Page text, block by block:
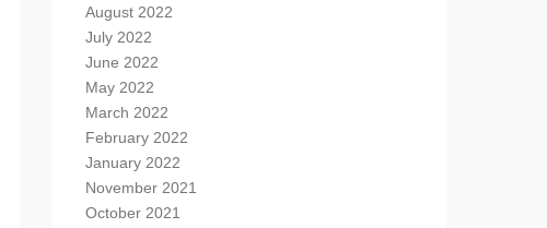
August 2022
July 2022
June 2022
May 2022
March 2022
February 2022
January 2022
November 2021
October 2021